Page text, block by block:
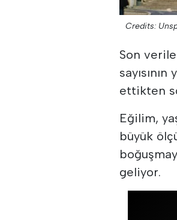
Credits:
Son
ettikten
Eğilim,
büyük
geliyor.